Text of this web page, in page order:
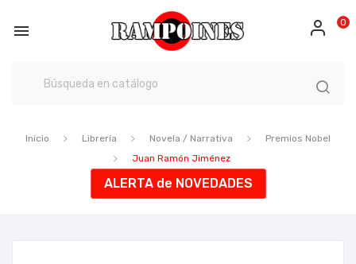
 0
Inicio Librería Novela / Narrativa
Premios Nobel
Juan Ramón Jiménez
ALERTA de NOVEDADES